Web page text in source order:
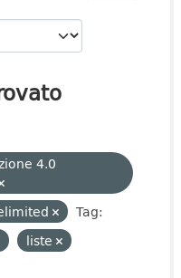
4.0
Tag:
liste